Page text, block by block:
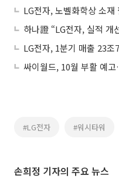
#LG전자 #워시타워
손희정 기자의 주요 뉴스